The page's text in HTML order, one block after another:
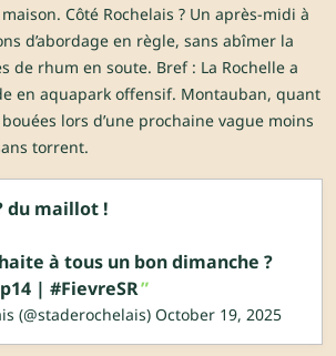
Côté Rochelais ? Un après-midi à
d’abordage en règle, sans abîmer la
de rhum en soute. Bref : La Rochelle a
en aquapark offensif. Montauban, quant
lors d’une prochaine vague moins
torrent.
du maillot !
à tous un bon dimanche ?
| #FievreSR
(@staderochelais) October 19, 2025